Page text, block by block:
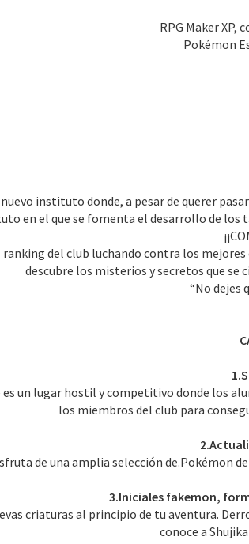
RPG Maker XP,
Pokémon
instituto donde, a pesar de querer
en el que se fomenta el desarrollo de
ranking del club luchando contra los
descubre los misterios y secretos que
“No dejes
es un lugar hostil y competitivo donde los
los miembros del club para
de una amplia selección de.Pokémon
3.Iniciales fakemon,
criaturas al principio de tu aventura.
conoce a